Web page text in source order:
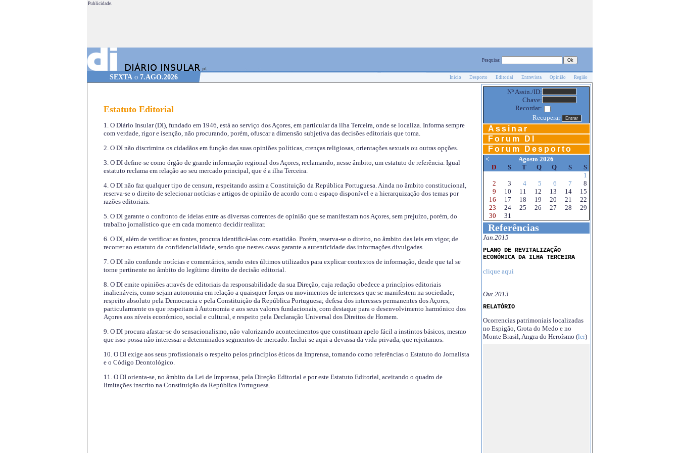
Publicidade.
Pesquisa:
SEXTAo 7.AGO.2026 Início Desporto Editorial Entrevista Opinião Região
Estatuto Editorial
1. O Diário Insular (DI), fundado em 1946, está ao serviço dos Açores, em particular da ilha Terceira, onde se localiza. Informa sempre
com verdade, rigor e isenção, não procurando, porém, ofuscar a dimensão subjetiva das decisões editoriais que toma.
2. O DI não discrimina os cidadãos em função das suas opiniões políticas, crenças religiosas, orientações sexuais ou outras opções.
3. O DI define-se como órgão de grande informação regional dos Açores, reclamando, nesse âmbito, um estatuto de referência. Igual
estatuto reclama em relação ao seu mercado principal, que é a ilha Terceira.
4. O DI não faz qualquer tipo de censura, respeitando assim a Constituição da República Portuguesa. Ainda no âmbito constitucional,
reserva-se o direito de selecionar notícias e artigos de opinião de acordo com o espaço disponível e a hierarquização dos temas por
razões editoriais.
5. O DI garante o confronto de ideias entre as diversas correntes de opinião que se manifestam nos Açores, sem prejuízo, porém, do
trabalho jornalístico que em cada momento decidir realizar.
6. O DI, além de verificar as fontes, procura identificá-las com exatidão. Porém, reserva-se o direito, no âmbito das leis em vigor, de
recorrer ao estatuto da confidencialidade, sendo que nestes casos garante a autenticidade das informações divulgadas.
7. O DI não confunde notícias e comentários, sendo estes últimos utilizados para explicar contextos de informação, desde que tal se
torne pertinente no âmbito do legítimo direito de decisão editorial.
8. O DI emite opiniões através de editoriais da responsabilidade da sua Direção, cuja redação obedece a princípios editoriais
inalienáveis, como sejam autonomia em relação a quaisquer forças ou movimentos de interesses que se manifestem na sociedade;
respeito absoluto pela Democracia e pela Constituição da República Portuguesa; defesa dos interesses permanentes dos Açores,
particularmente os que respeitam à Autonomia e aos seus valores fundacionais, com destaque para o desenvolvimento harmónico dos
Açores aos níveis económico, social e cultural, e respeito pela Declaração Universal dos Direitos de Homem.
9. O DI procura afastar-se do sensacionalismo, não valorizando acontecimentos que constituam apelo fácil a instintos básicos, mesmo
que isso possa não interessar a determinados segmentos de mercado. Inclui-se aqui a devassa da vida privada, que rejeitamos.
10. O DI exige aos seus profissionais o respeito pelos princípios éticos da Imprensa, tomando como referências o Estatuto do Jornalista
e o Código Deontológico.
11. O DI orienta-se, no âmbito da Lei de Imprensa, pela Direção Editorial e por este Estatuto Editorial, aceitando o quadro de
limitações inscrito na Constituição da República Portuguesa.
Nº Assin./ID:
Chave:
Recordar:
Recuperar
Assinar
Forum DI
Forum Desporto
<
Agosto 2026
D
S T Q Q S
S
1
2
3 4 5 6 7
8
9
10 11 12 13 14
15
16
17 18 19 20 21
22
23
24 25 26 27 28
29
30
31
Referências
Jan.2015
PLANO DE REVITALIZAÇÃO
ECONÓMICA DA ILHA TERCEIRA
clique aqui
Out.2013
RELATÓRIO
Ocorrencias patrimoniais localizadas
no Espigão, Grota do Medo e no
Monte Brasil, Angra do Heroísmo (ler)